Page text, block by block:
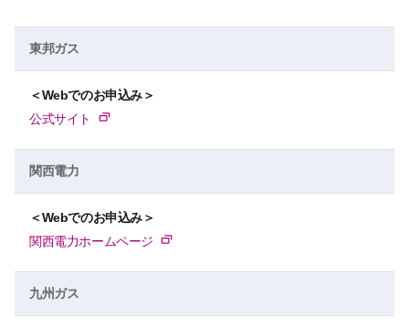
東邦ガス
＜Webでのお申込み＞
公式サイト
関西電力
＜Webでのお申込み＞
関西電力ホームページ
九州ガス